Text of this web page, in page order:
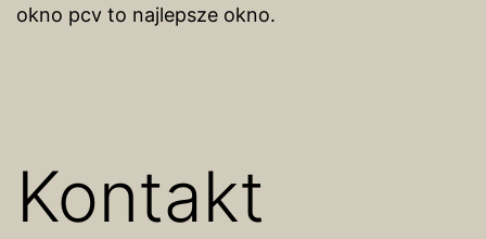
okno pcv to najlepsze okno.
Kontakt